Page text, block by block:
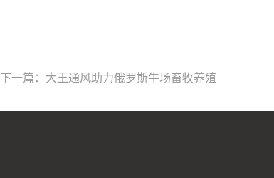
下一篇：大王通风助力俄罗斯牛场畜牧养殖